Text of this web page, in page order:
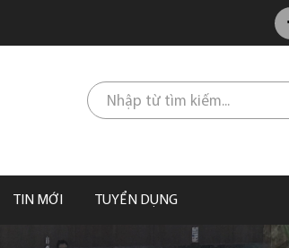
TIN MỚI TUYỂN DỤNG